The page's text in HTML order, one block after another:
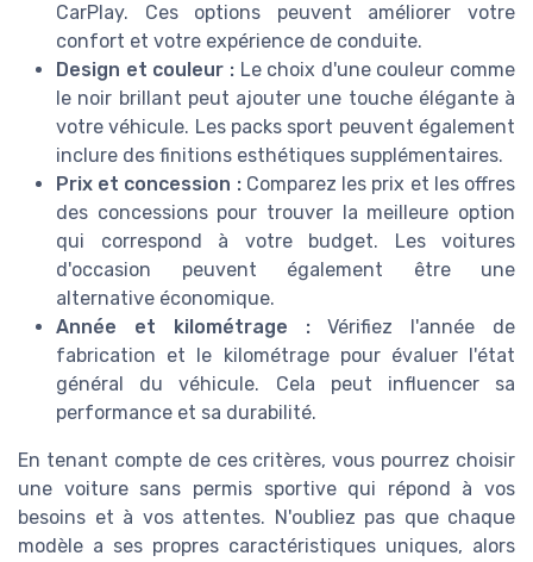
CarPlay. Ces options peuvent améliorer votre
confort et votre expérience de conduite.
Design et couleur :Le choix d'une couleur comme
le noir brillant peut ajouter une touche élégante à
votre véhicule. Les packs sport peuvent également
inclure des finitions esthétiques supplémentaires.
Prix et concession :Comparez les prix et les offres
des concessions pour trouver la meilleure option
qui correspond à votre budget. Les voitures
d'occasion peuvent également être une
alternative économique.
Année et kilométrage :Vérifiez l'année de
fabrication et le kilométrage pour évaluer l'état
général du véhicule. Cela peut influencer sa
performance et sa durabilité.
En tenant compte de ces critères, vous pourrez choisir
une voiture sans permis sportive qui répond à vos
besoins et à vos attentes. N'oubliez pas que chaque
modèle a ses propres caractéristiques uniques, alors